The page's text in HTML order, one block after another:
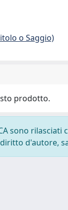
o Saggio)
prodotto.
sono rilasciati
d'autore,